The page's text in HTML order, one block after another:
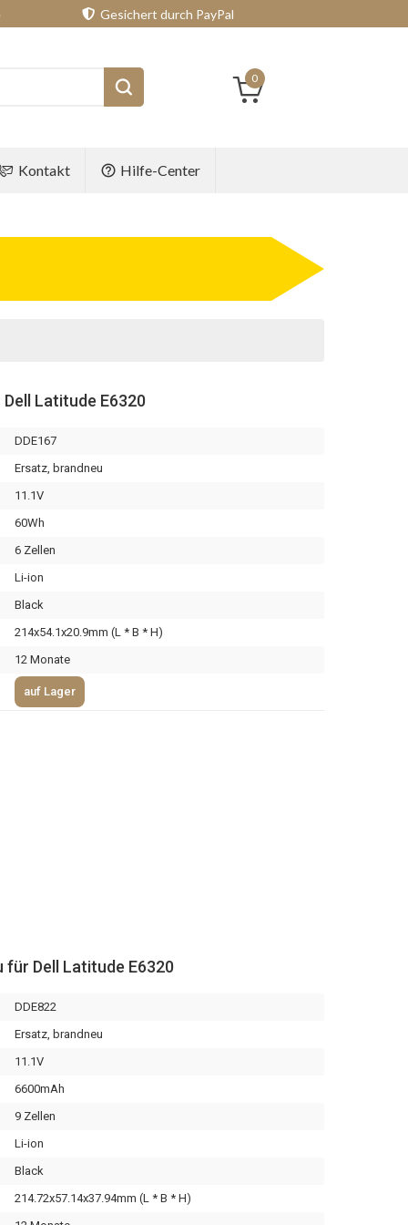
Gesichert durch PayPal
0
Kontakt Hilfe-Center
Latitude E6320
DDE167
Ersatz, brandneu
11.1V
60Wh
6 Zellen
Li-ion
Black
214x54.1x20.9mm (L * B * H)
12 Monate
auf Lager
für Dell Latitude E6320
DDE822
Ersatz, brandneu
11.1V
6600mAh
9 Zellen
Li-ion
Black
214.72x57.14x37.94mm (L * B * H)